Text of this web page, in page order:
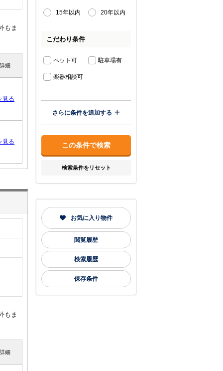
もま
細
見る
見る
もま
細
15年以内 20年以内
こだわり条件
ペット可 駐車場有
楽器相談可
さらに条件を追加する
検索条件をリセット
お気に入り物件
閲覧履歴
検索履歴
保存条件